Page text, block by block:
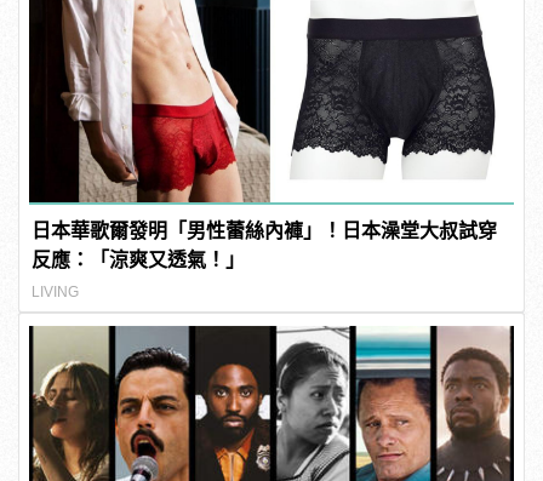
日本華歌爾發明「男性蕾絲內褲」！日本澡堂大叔試穿
反應：「涼爽又透氣！」
LIVING